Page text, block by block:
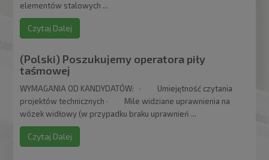
elementów stalowych ...
Czytaj Dalej
(Polski) Poszukujemy operatora piły
taśmowej
WYMAGANIA OD KANDYDATÓW: · Umiejętność czytania
projektów technicznych · Mile widziane uprawnienia na
wózek widłowy (w przypadku braku uprawnień ...
Czytaj Dalej